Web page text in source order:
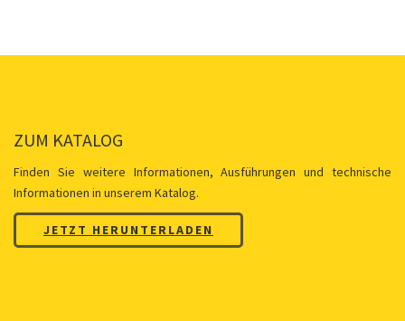
ZUM KATALOG
Finden Sie weitere Informationen, Ausführungen und technische
Informationen in unserem Katalog.
JETZT HERUNTERLADEN